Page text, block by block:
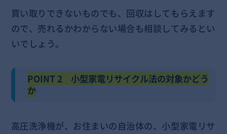
買い取りできないものでも、回収はしてもらえます
ので、売れるかわからない場合も相談してみるとい
いでしょう。
POINT 2 小型家電リサイクル法の対象かどう
か
高圧洗浄機が、お住まいの自治体の、小型家電リサ